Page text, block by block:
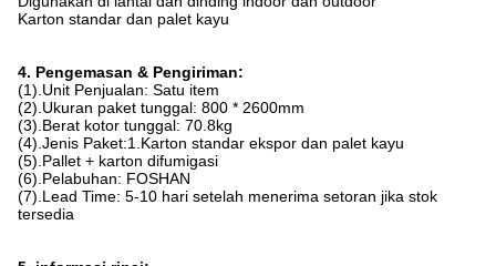
Karton standar dan palet kayu
4. Pengemasan & Pengiriman:
(1).Unit Penjualan: Satu item
(2).Ukuran paket tunggal: 800 * 2600mm
(3).Berat kotor tunggal: 70.8kg
(4).Jenis Paket:1.Karton standar ekspor dan palet kayu
(5).Pallet + karton difumigasi
(6).Pelabuhan: FOSHAN
(7).Lead Time: 5-10 hari setelah menerima setoran jika stok
tersedia